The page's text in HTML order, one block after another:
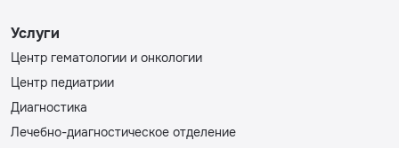
Услуги
Центр гематологии и онкологии
Центр педиатрии
Диагностика
Лечебно-диагностическое отделение